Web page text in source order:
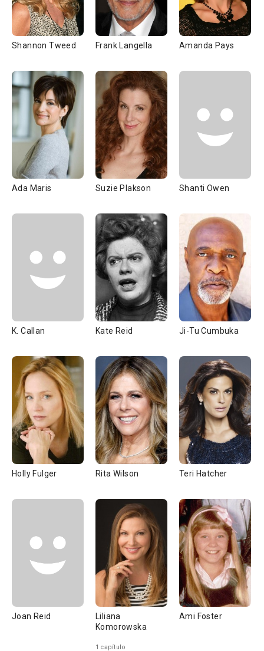
Shannon Tweed Frank Langella Amanda Pays
Ada Maris Suzie Plakson Shanti Owen
K. Callan Kate Reid Ji-Tu Cumbuka
Holly Fulger Rita Wilson Teri Hatcher
Joan Reid
Liliana
Komorowska
1 capítulo
Ami Foster